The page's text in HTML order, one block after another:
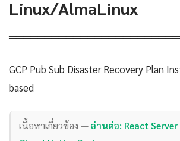
Linux/AlmaLinux
GCP Pub Sub Disaster Recovery Plan
based
เนื้อหาเกี่ยวข้อง —อ่านต่อ: React